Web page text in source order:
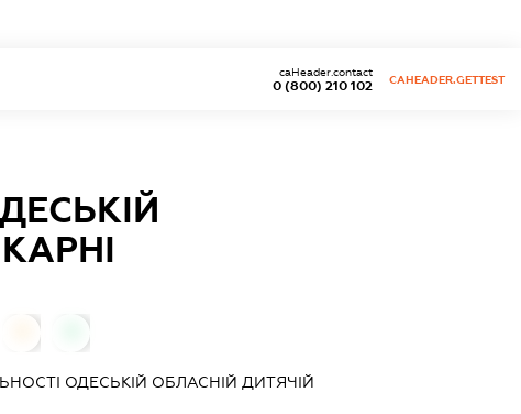
0 (800) 210 102
caHeader.contact
CAHEADER.GETTEST
ОДЕСЬКІЙ ОБЛАСНІЙ ДИТЯЧІЙ